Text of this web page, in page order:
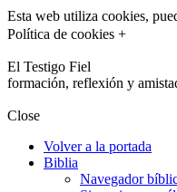
Esta web utiliza cookies,
Política de cookies +
El Testigo Fiel
formación, reflexión y
Close
Volver a la portada
Biblia
Navegador